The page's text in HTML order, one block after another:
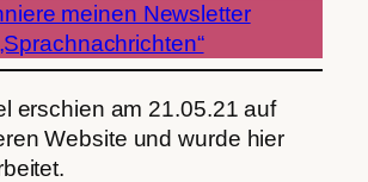
meinen Newsletter
erschien am 21.05.21 auf
Website und wurde hier